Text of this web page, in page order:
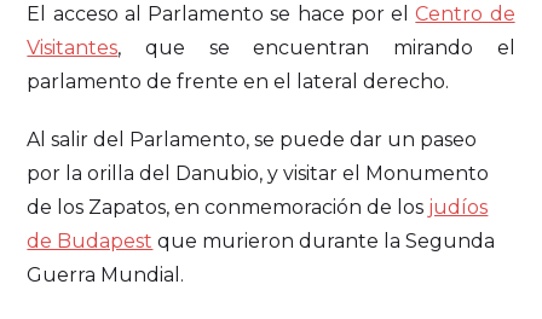
El acceso al Parlamento se hace por elCentro de
Visitantes, que se encuentran mirando el
parlamento de frente en el lateral derecho.
Al salir del Parlamento, se puede dar un paseo
por la orilla del Danubio, y visitar el Monumento
de los Zapatos, en conmemoración de los judíos
de Budapest que murieron durante la Segunda
Guerra Mundial.